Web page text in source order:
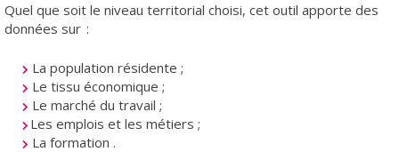
Quel que soit le niveau territorial choisi, cet outil apporte des
données sur :
La population résidente ;
Le tissu économique ;
Le marché du travail ;
Les emplois et les métiers ;
La formation .